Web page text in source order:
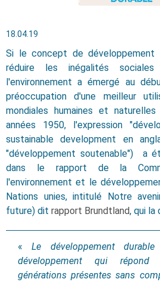
18.04.19
Si le concept de développement
réduire les inégalités
l'environnement a émergé au
préoccupation d'une meilleur
mondiales humaines et
années 1950, l'expression
sustainable development en
"développement soutenable") a
dans le rapport de la
l'environnement et le
Nations unies, intitulé Notre
future) dit rapport Brundtland, qui la
«Le développement
développement qui
générations présentes sans